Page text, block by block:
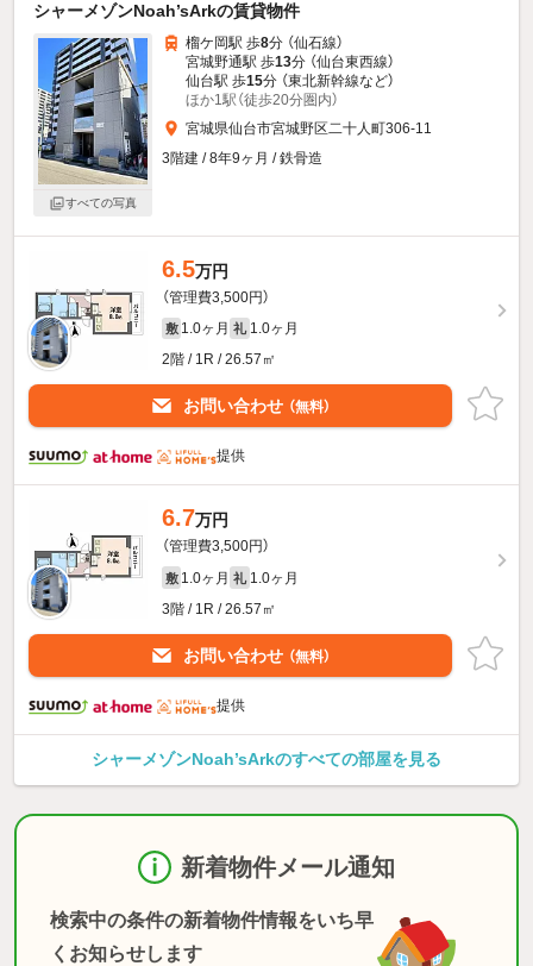
シャーメゾンNoah’sArkの賃貸物件
すべての写真
榴ケ岡駅 歩8分 （仙石線）
宮城野通駅 歩13分 （仙台東西線）
仙台駅 歩15分 （東北新幹線など）
ほか1駅（徒歩20分圏内）
宮城県仙台市宮城野区二十人町306-11
3階建 / 8年9ヶ月 / 鉄骨造
6.5万円
（管理費3,500円）
敷 1.0ヶ月 礼 1.0ヶ月
2階 / 1R / 26.57㎡
お問い合わせ （無料）
提供
6.7万円
（管理費3,500円）
敷 1.0ヶ月 礼 1.0ヶ月
3階 / 1R / 26.57㎡
お問い合わせ （無料）
提供
シャーメゾンNoah’sArkのすべての部屋を見る
新着物件メール通知
検索中の条件の新着物件情報をいち早
くお知らせします